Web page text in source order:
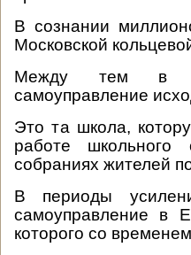
В сознании
Московской
Между тем в
самоуправление
Это та школа,
работе
собраниях жителей
В периоды
самоуправление в
которого со